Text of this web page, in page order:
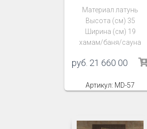
Материал латунь
Высота (см) 35
Ширина (см) 19
хамам/баня/сауна
руб. 21 660 00
Артикул: MD-57